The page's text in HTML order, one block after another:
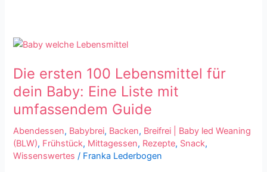
Die ersten 100 Lebensmittel für
dein Baby: Eine Liste mit
umfassendem Guide
Abendessen, Babybrei, Backen, Breifrei | Baby led Weaning
(BLW), Frühstück, Mittagessen, Rezepte, Snack,
Wissenswertes / Franka Lederbogen
Die
100
Lebensmittel
für
dein
Baby:
Eine
Liste